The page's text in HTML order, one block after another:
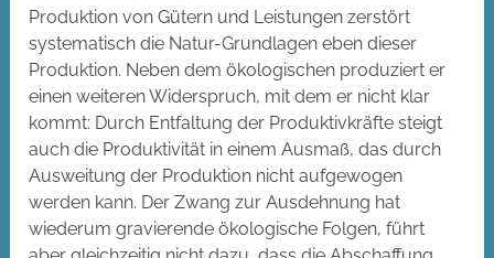
Produktion von Gütern und Leistungen zerstört
systematisch die Natur-Grundlagen eben dieser
Produktion. Neben dem ökologischen produziert er
einen weiteren Widerspruch, mit dem er nicht klar
kommt: Durch Entfaltung der Produktivkräfte steigt
auch die Produktivität in einem Ausmaß, das durch
Ausweitung der Produktion nicht aufgewogen
werden kann. Der Zwang zur Ausdehnung hat
wiederum gravierende ökologische Folgen, führt